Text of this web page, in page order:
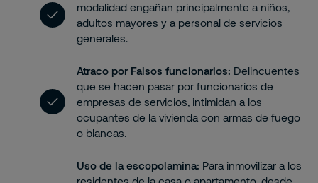
modalidad engañan principalmente a niños,
adultos mayores y a personal de servicios
generales.
Atraco por Falsos funcionarios: Delincuentes
que se hacen pasar por funcionarios de
empresas de servicios, intimidan a los
ocupantes de la vivienda con armas de fuego
o blancas.
Uso de la escopolamina: Para inmovilizar a los